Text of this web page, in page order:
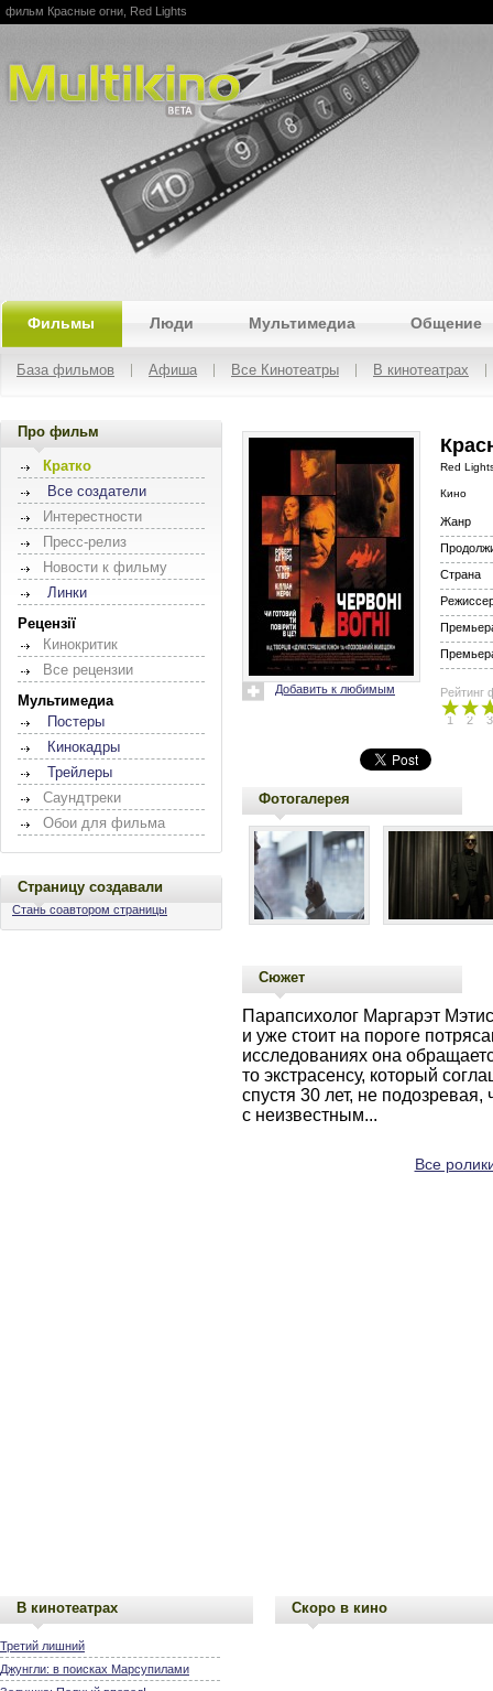
Multikino
фильм Красные огни, Red Lights
Фильмы Люди Мультимедиа Общение
База фильмов Афиша Все Кинотеатры В кинотеатрах
Про фильм
Кратко
Все создатели
Интерестности
Пресс-релиз
Новости к фильму
Линки
Рецензії
Кинокритик
Все рецензии
Мультимедиа
Постеры
Кинокадры
Трейлеры
Саундтреки
Обои для фильма
Страницу создавали
Стань соавтором страницы
Добавить к любимым
Red
Кино
Жанр
Страна
Рейтинг
1 2 3
Фотогалерея
Сюжет
Парапсихолог Маргарэт
и уже стоит на пороге
исследованиях она
то экстрасенсу, который
спустя 30 лет, не
с неизвестным...
Все
В кинотеатрах
Третий лишний
Джунгли: в поисках Марсупилами
Скоро в кино